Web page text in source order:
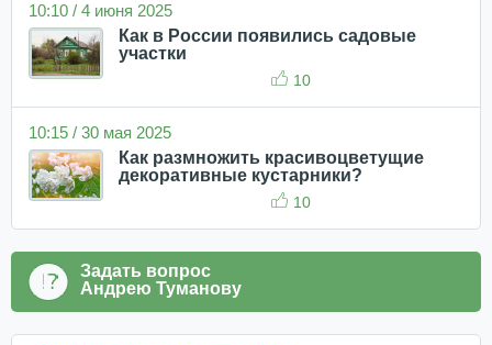
10:10 / 4 июня 2025
Как в России появились садовые
участки
10
10:15 / 30 мая 2025
Как размножить красивоцветущие
декоративные кустарники?
10
Задать вопрос
Андрею Туманову